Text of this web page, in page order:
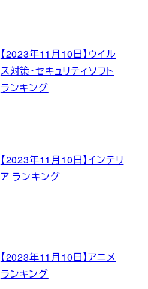
【2023年11月10日】ウイル
ス対策・セキュリティソフト
ランキング
【2023年11月10日】インテリ
ア ランキング
【2023年11月10日】アニメ
ランキング